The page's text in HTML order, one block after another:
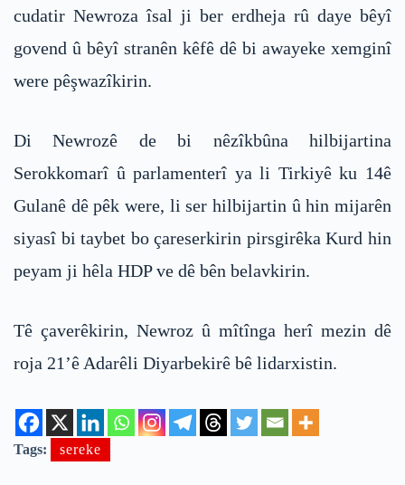
cudatir Newroza îsal ji ber erdheja rû daye bêyî
govend û bêyî stranên kêfê dê bi awayeke xemginî
were pêşwazîkirin.
Di Newrozê de bi nêzîkbûna hilbijartina
Serokkomarî û parlamenterî ya li Tirkiyê ku 14ê
Gulanê dê pêk were, li ser hilbijartin û hin mijarên
siyasî bi taybet bo çareserkirin pirsgirêka Kurd hin
peyam ji hêla HDP ve dê bên belavkirin.
Tê çaverêkirin, Newroz û mîtînga herî mezin dê
roja 21’ê Adarêli Diyarbekirê bê lidarxistin.
Tags: sereke